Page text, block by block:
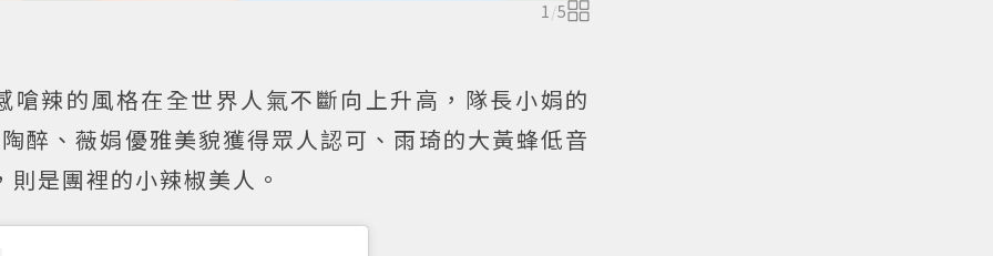
1 /5
嗆辣的風格在全世界人氣不斷向上升高，隊長小娟的
醉、薇娟優雅美貌獲得眾人認可、雨琦的大黃蜂低音
則是團裡的小辣椒美人。